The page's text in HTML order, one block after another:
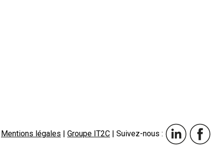
Mentions légales | Groupe IT2C | Suivez-nous :